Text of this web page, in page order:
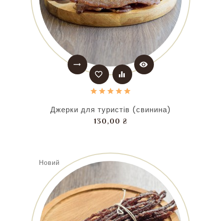
trending_flat
favorite_border
equalizer
visibility
Джерки для туристів (свинина)
130,00 ₴
Новий